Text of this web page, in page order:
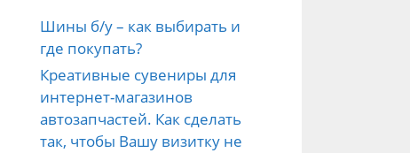
Шины б/у – как выбирать и
где покупать?
Креативные сувениры для
интернет-магазинов
автозапчастей. Как сделать
так, чтобы Вашу визитку не